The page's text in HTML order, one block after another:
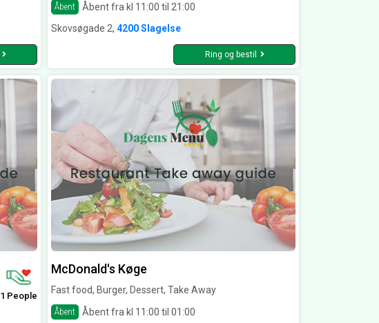
Åbent
Åbent fra kl 11:00 til 21:00
Skovsøgade 2, 4200 Slagelse
Ring og bestil
1 People
McDonald's Køge
Fast food, Burger, Dessert, Take Away
Åbent Åbent fra kl 11:00 til 01:00